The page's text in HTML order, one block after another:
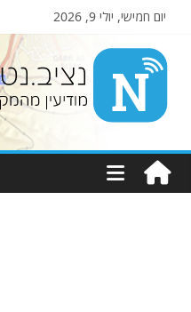
יום חמישי, יולי 9, 2026
Nziv.net
מודיעין
מהמקורות